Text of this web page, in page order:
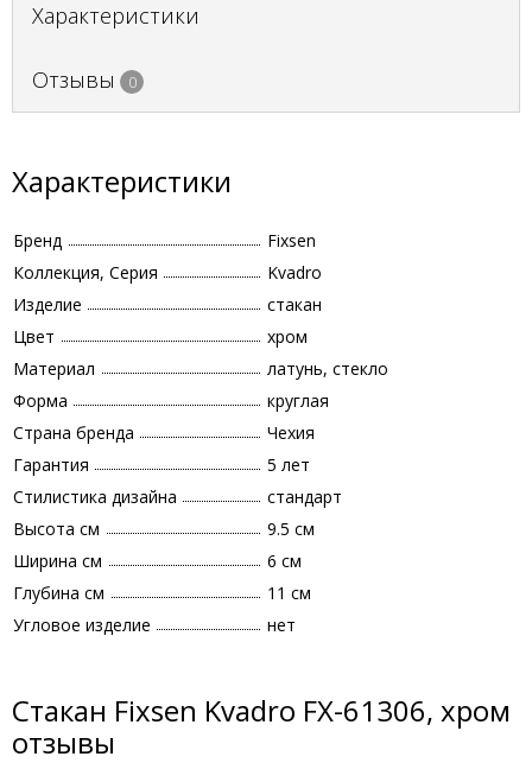
Характеристики
Отзывы 0
Характеристики
Бренд
Fixsen
Коллекция, Серия
Kvadro
Изделие
стакан
Цвет
хром
Материал
латунь, стекло
Форма
круглая
Страна бренда
Чехия
Гарантия
5 лет
Стилистика дизайна
стандарт
Высота см
9.5 см
Ширина см
6 см
Глубина см
11 см
Угловое изделие
нет
Стакан Fixsen Kvadro FX-61306, хром
отзывы